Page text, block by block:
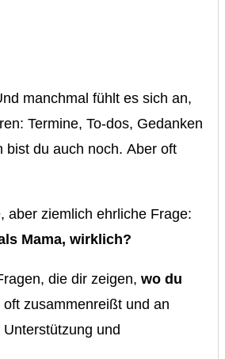
manchmal fühlt es sich an,
Termine, To-dos, Gedanken
bist du auch noch. Aber oft
aber ziemlich ehrliche Frage:
Mama, wirklich?
die dir zeigen, wo du
zusammenreißt und an
und